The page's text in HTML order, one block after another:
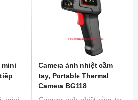
mini
Camera ảnh nhiệt cầm
tay, Portable Thermal
Camera BG118